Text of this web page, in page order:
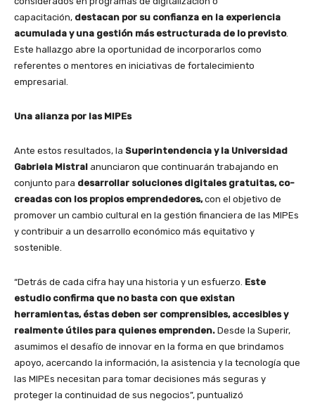
capacitación, destacan por su confianza en la experiencia
acumulada y una gestión más estructurada de lo previsto.
Este hallazgo abre la oportunidad de incorporarlos como
referentes o mentores en iniciativas de fortalecimiento
empresarial.
Una alianza por las MIPEs
Ante estos resultados, la Superintendencia y la Universidad
Gabriela Mistral anunciaron que continuarán trabajando en
conjunto para desarrollar soluciones digitales gratuitas, co-
creadas con los propios emprendedores,con el objetivo de
promover un cambio cultural en la gestión financiera de las MIPEs
y contribuir a un desarrollo económico más equitativo y
sostenible.
“Detrás de cada cifra hay una historia y un esfuerzo. Este
estudio confirma que no basta con que existan
herramientas, éstas deben ser comprensibles, accesibles y
realmente útiles para quienes emprenden. Desde la Superir,
asumimos el desafío de innovar en la forma en que brindamos
apoyo, acercando la información, la asistencia y la tecnología que
las MIPEs necesitan para tomar decisiones más seguras y
proteger la continuidad de sus negocios”, puntualizó